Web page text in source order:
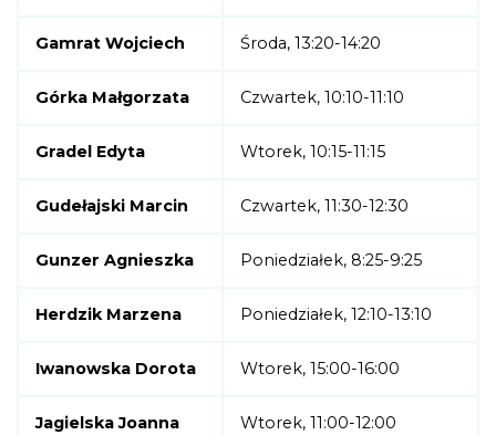
Gamrat Wojciech Środa, 13:20-14:20
Górka Małgorzata Czwartek, 10:10-11:10
Gradel Edyta Wtorek, 10:15-11:15
Gudełajski Marcin Czwartek, 11:30-12:30
Gunzer Agnieszka Poniedziałek, 8:25-9:25
Herdzik Marzena Poniedziałek, 12:10-13:10
Iwanowska Dorota Wtorek, 15:00-16:00
Jagielska Joanna Wtorek, 11:00-12:00